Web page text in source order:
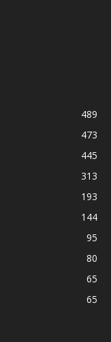
489
473
445
313
193
144
95
80
65
65